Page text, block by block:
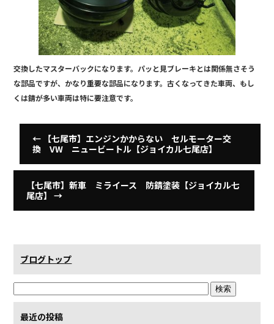
交換したマスターバックになります。パッと見ブレーキとは関係無さそう
な部品ですが、かなり重要な部品になります。古くなってきた車両、もし
くは錆が多い車両は特に要注意です。
← 【七尾市】エンジンかからない セルモーター交
換 VW ニュービートル【ジョイカル七尾店】
【七尾市】新車 ミライース 防錆塗装【ジョイカル七
尾店】→
ブログトップ
最近の投稿